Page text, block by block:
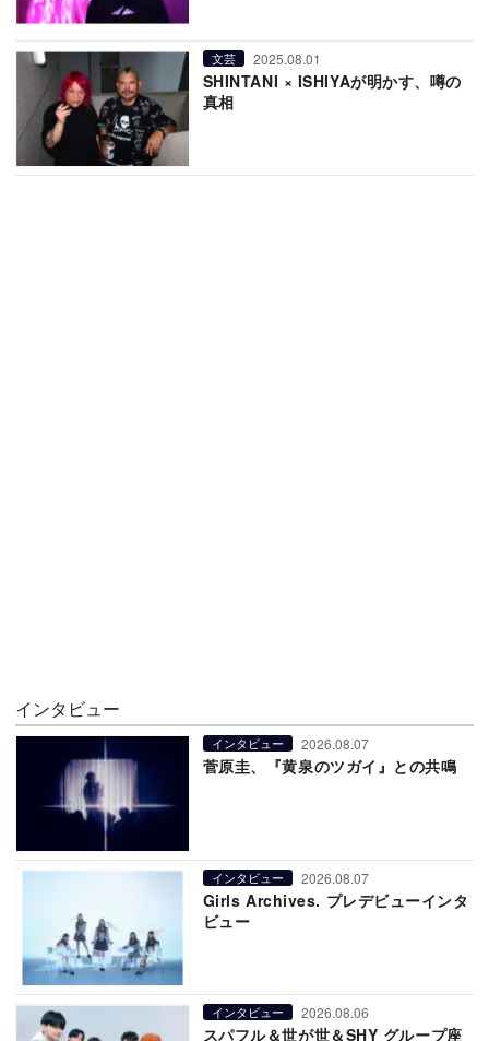
文芸 2025.08.01
SHINTANI × ISHIYAが明かす、噂の
真相
インタビュー
インタビュー 2026.08.07
菅原圭、『黄泉のツガイ』との共鳴
インタビュー 2026.08.07
Girls Archives. プレデビューインタ
ビュー
インタビュー 2026.08.06
スパフル＆世が世＆SHY グループ座